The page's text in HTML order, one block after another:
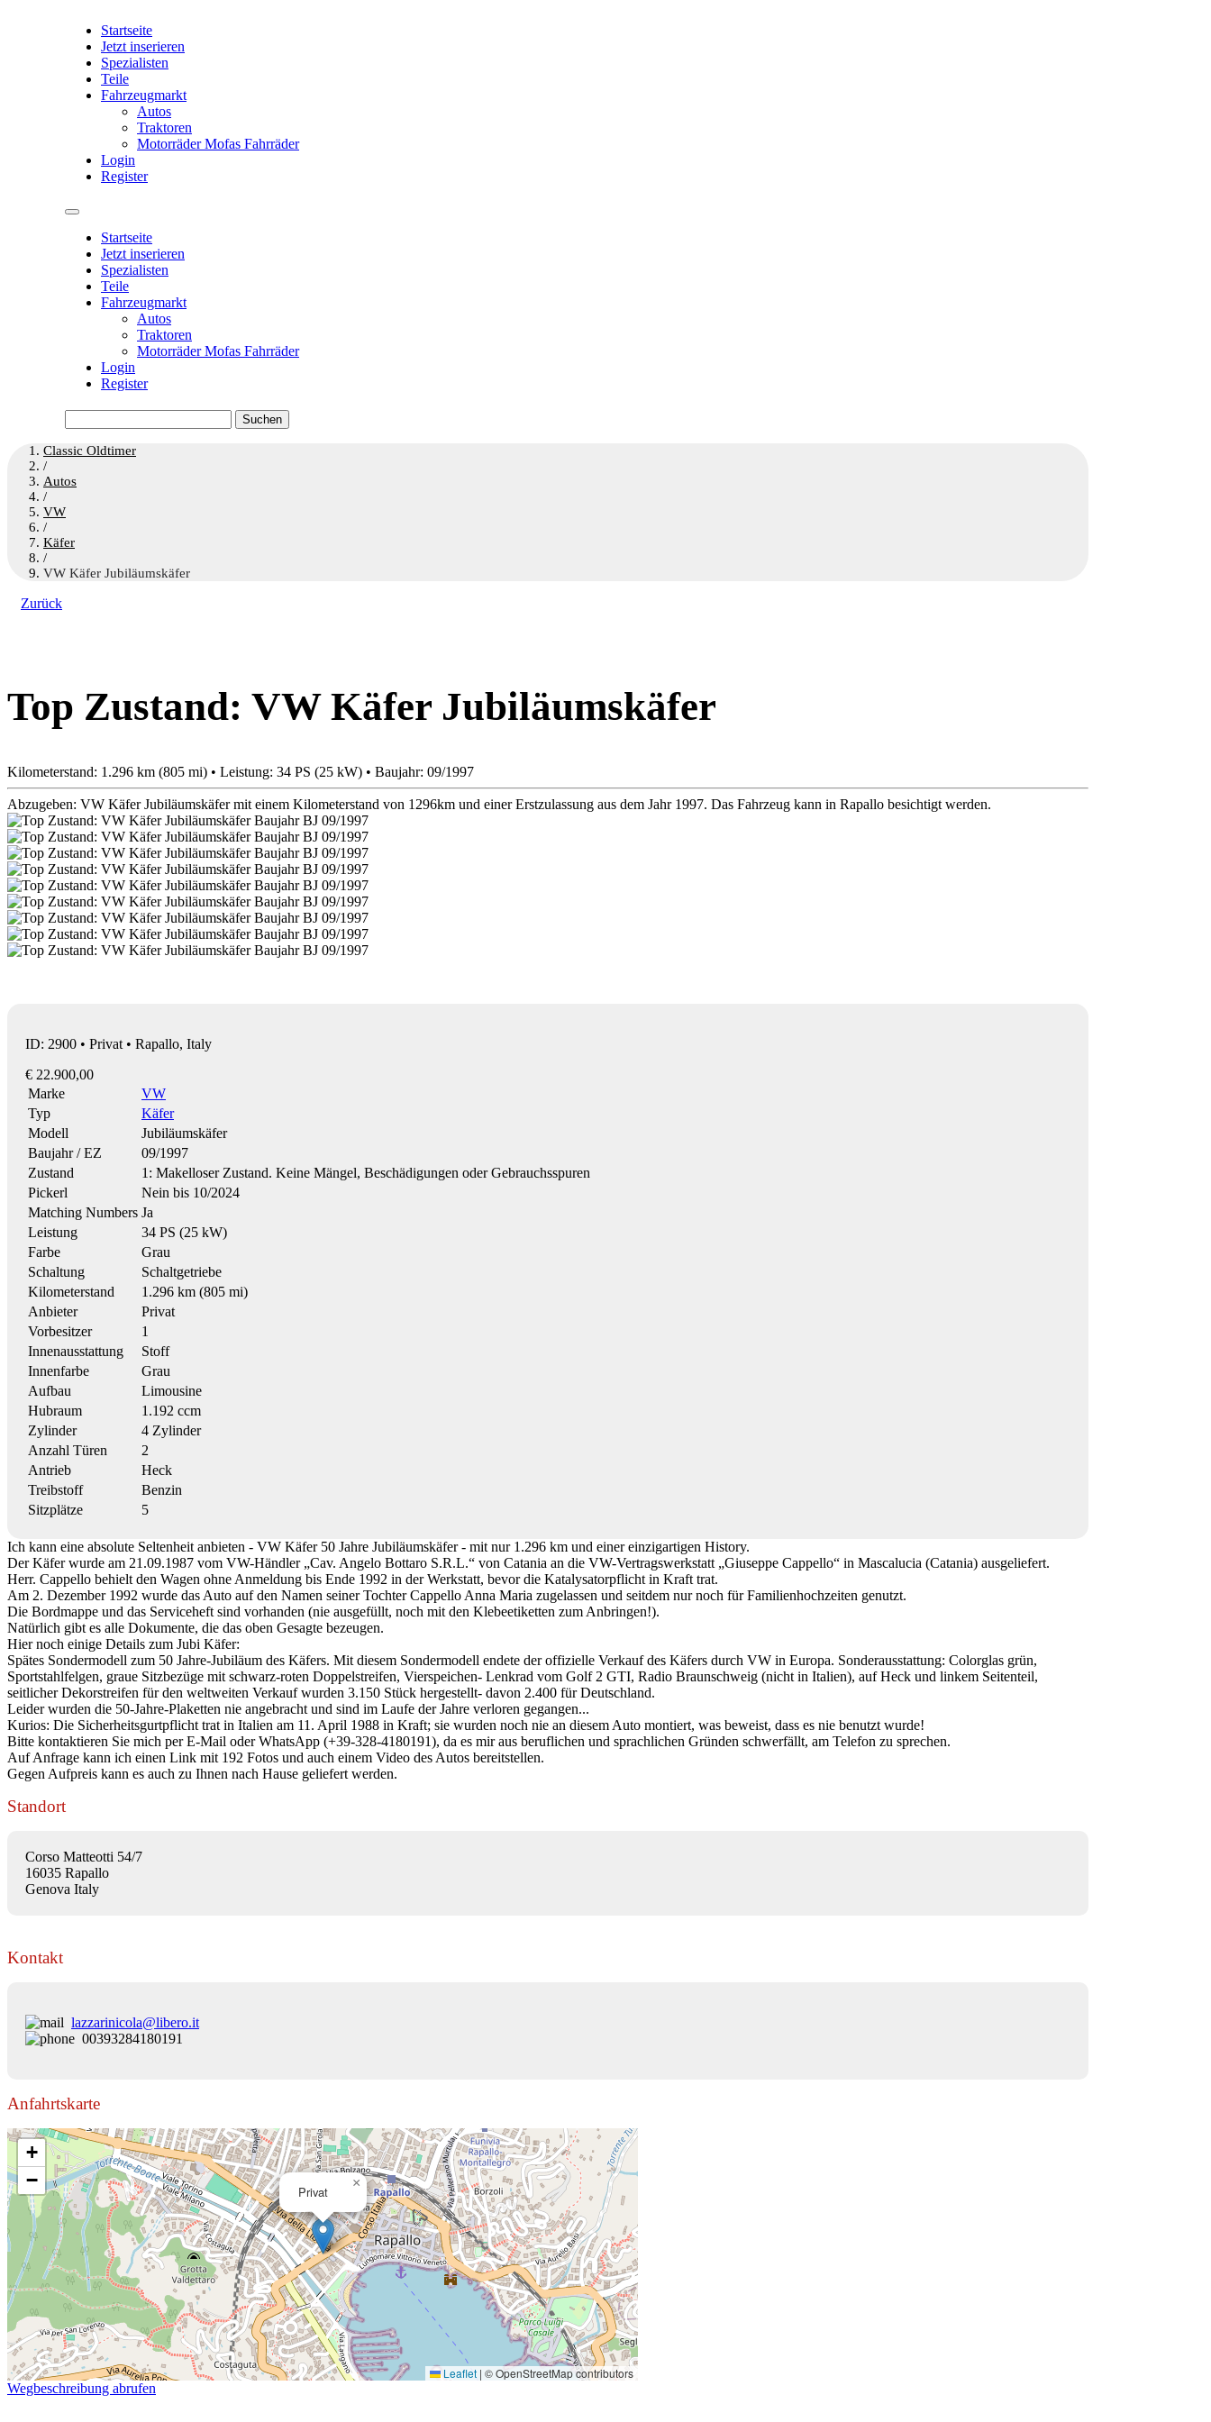
Startseite
Jetzt inserieren
Spezialisten
Teile
Fahrzeugmarkt
Autos
Traktoren
Motorräder Mofas Fahrräder
Login
Register
Startseite
Jetzt inserieren
Spezialisten
Teile
Fahrzeugmarkt
Autos
Traktoren
Motorräder Mofas Fahrräder
Login
Register
nach:
Classic Oldtimer
/
Autos
/
VW
/
Käfer
/
VW Käfer Jubiläumskäfer
Zurück
Top Zustand: VW Käfer Jubiläumskäfer
Kilometerstand: 1.296 km (805 mi) • Leistung: 34 PS (25 kW) • Baujahr: 09/1997
Abzugeben: VW Käfer Jubiläumskäfer mit einem Kilometerstand von 1296km und einer Erstzulassung aus dem Jahr 1997. Das Fahrzeug kann in Rapallo besichtigt werden.
ID: 2900 • Privat • Rapallo, Italy
€ 22.900,00
Marke
VW
Typ
Käfer
Modell
Jubiläumskäfer
Baujahr / EZ
09/1997
Zustand
1: Makelloser Zustand. Keine Mängel, Beschädigungen oder Gebrauchsspuren
Pickerl
Nein bis 10/2024
Matching Numbers Ja
Leistung
34 PS (25 kW)
Farbe
Grau
Schaltung
Schaltgetriebe
Kilometerstand
1.296 km (805 mi)
Anbieter
Privat
Vorbesitzer
1
Innenausstattung
Stoff
Innenfarbe
Grau
Aufbau
Limousine
Hubraum
1.192 ccm
Zylinder
4 Zylinder
Anzahl Türen
2
Antrieb
Heck
Treibstoff
Benzin
Sitzplätze
5
Ich kann eine absolute Seltenheit anbieten - VW Käfer 50 Jahre Jubiläumskäfer - mit nur 1.296 km und einer einzigartigen History.
Der Käfer wurde am 21.09.1987 vom VW-Händler „Cav. Angelo Bottaro S.R.L.“ von Catania an die VW-Vertragswerkstatt „Giuseppe Cappello“ in Mascalucia (Catania) ausgeliefert.
Herr. Cappello behielt den Wagen ohne Anmeldung bis Ende 1992 in der Werkstatt, bevor die Katalysatorpflicht in Kraft trat.
Am 2. Dezember 1992 wurde das Auto auf den Namen seiner Tochter Cappello Anna Maria zugelassen und seitdem nur noch für Familienhochzeiten genutzt.
Die Bordmappe und das Serviceheft sind vorhanden (nie ausgefüllt, noch mit den Klebeetiketten zum Anbringen!).
Natürlich gibt es alle Dokumente, die das oben Gesagte bezeugen.
Hier noch einige Details zum Jubi Käfer:
Spätes Sondermodell zum 50 Jahre-Jubiläum des Käfers. Mit diesem Sondermodell endete der offizielle Verkauf des Käfers durch VW in Europa. Sonderausstattung: Colorglas grün,
Sportstahlfelgen, graue Sitzbezüge mit schwarz-roten Doppelstreifen, Vierspeichen- Lenkrad vom Golf 2 GTI, Radio Braunschweig (nicht in Italien), auf Heck und linkem Seitenteil,
seitlicher Dekorstreifen für den weltweiten Verkauf wurden 3.150 Stück hergestellt- davon 2.400 für Deutschland.
Leider wurden die 50-Jahre-Plaketten nie angebracht und sind im Laufe der Jahre verloren gegangen...
Kurios: Die Sicherheitsgurtpflicht trat in Italien am 11. April 1988 in Kraft; sie wurden noch nie an diesem Auto montiert, was beweist, dass es nie benutzt wurde!
Bitte kontaktieren Sie mich per E-Mail oder WhatsApp (+39-328-4180191), da es mir aus beruflichen und sprachlichen Gründen schwerfällt, am Telefon zu sprechen.
Auf Anfrage kann ich einen Link mit 192 Fotos und auch einem Video des Autos bereitstellen.
Gegen Aufpreis kann es auch zu Ihnen nach Hause geliefert werden.
Standort
Corso Matteotti 54/7
16035 Rapallo
Genova Italy
Kontakt
lazzarinicola@libero.it
00393284180191
Anfahrtskarte
Privat
×
+
−
Leaflet | © OpenStreetMap contributors
Wegbeschreibung abrufen